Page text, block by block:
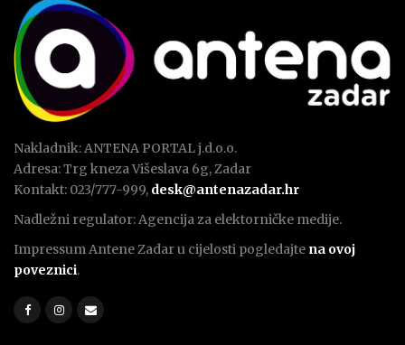
Nakladnik: ANTENA PORTAL j.d.o.o.
Adresa: Trg kneza Višeslava 6g, Zadar
Kontakt: 023/777-999, desk@antenazadar.hr
Nadležni regulator: Agencija za elektorničke medije.
Impressum Antene Zadar u cijelosti pogledajte na ovoj
poveznici.